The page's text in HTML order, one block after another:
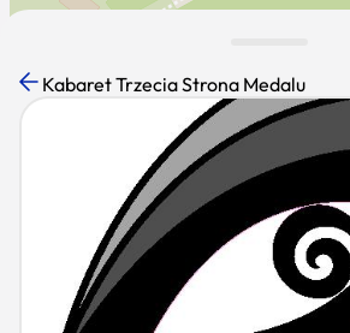
Kabaret Trzecia Strona Medalu